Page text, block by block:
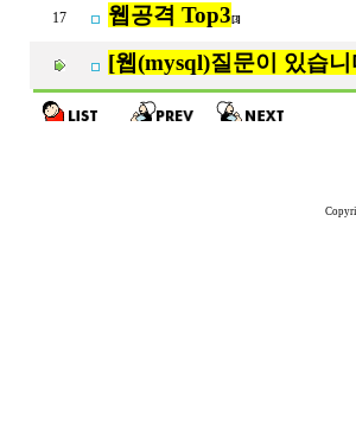
17 웹공격 Top3 [3]
[웹(mysql)질문이 있습니